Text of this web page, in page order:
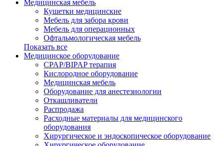
Медицинская мебель
Кушетки медицинские
Мебель для забора крови
Мебель для операционных
Офтальмологическая мебель
Показать все
Медицинское оборудование
CPAP/BIPAP терапия
Кислородное оборудование
Медицинская мебель
Оборудование для анестезиологии
Откашливатели
Распродажа
Расходные материалы для медицинского
оборудования
Хирургическое и эндоскопическое оборудование